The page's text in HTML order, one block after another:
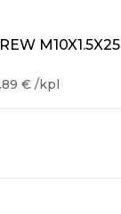
M10X1.5X25
€ /kpl